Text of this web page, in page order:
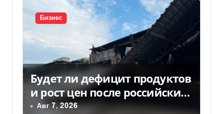
с
я
м
Бизнес
Будет ли дефицит продуктов
и рост цен после российских
ударов по складам
Авг 7, 2026